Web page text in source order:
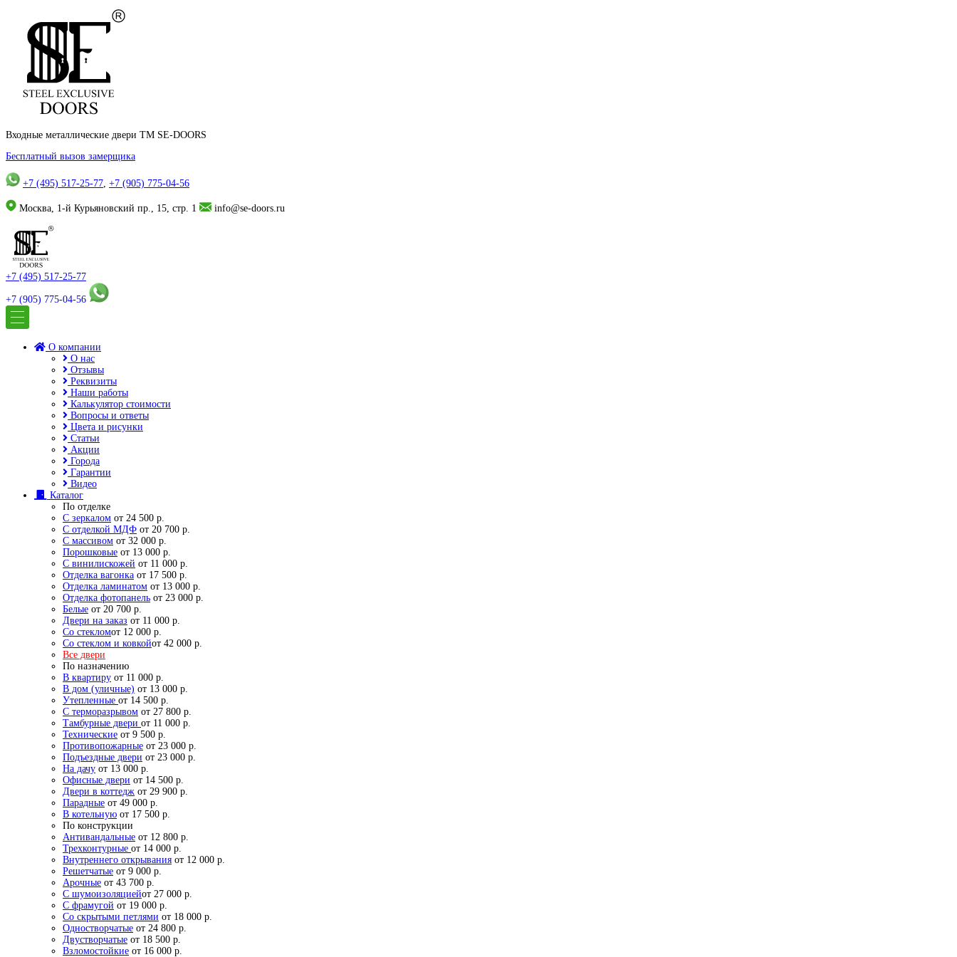
Входные металлические двери TM SE-DOORS
Бесплатный вызов замерщика
+7 (495) 517-25-77, +7 (905) 775-04-56
Москва, 1-й Курьяновский пр., 15, стр. 1 info@se-doors.ru
+7 (495) 517-25-77
+7 (905) 775-04-56
О компании
О нас
Отзывы
Реквизиты
Наши работы
Калькулятор стоимости
Вопросы и ответы
Цвета и рисунки
Статьи
Акции
Города
Гарантии
Видео
Каталог
По отделке
С зеркалом от 24 500 р.
С отделкой МДФ от 20 700 р.
С массивом от 32 000 р.
Порошковые от 13 000 р.
С винилискожей от 11 000 р.
Отделка вагонка от 17 500 р.
Отделка ламинатом от 13 000 р.
Отделка фотопанель от 23 000 р.
Белые от 20 700 р.
Двери на заказ от 11 000 р.
Со стекломот 12 000 р.
Со стеклом и ковкойот 42 000 р.
Все двери
По назначению
В квартиру от 11 000 р.
В дом (уличные) от 13 000 р.
Утепленные от 14 500 р.
С терморазрывом от 27 800 р.
Тамбурные двери от 11 000 р.
Технические от 9 500 р.
Противопожарные от 23 000 р.
Подъездные двери от 23 000 р.
На дачу от 13 000 р.
Офисные двери от 14 500 р.
Двери в коттедж от 29 900 р.
Парадные от 49 000 р.
В котельную от 17 500 р.
По конструкции
Антивандальные от 12 800 р.
Трехконтурные от 14 000 р.
Внутреннего открывания от 12 000 р.
Решетчатые от 9 000 р.
Арочные от 43 700 р.
С шумоизоляциейот 27 000 р.
С фрамугой от 19 000 р.
Со скрытыми петлями от 18 000 р.
Одностворчатые от 24 800 р.
Двустворчатые от 18 500 р.
Взломостойкие от 16 000 р.